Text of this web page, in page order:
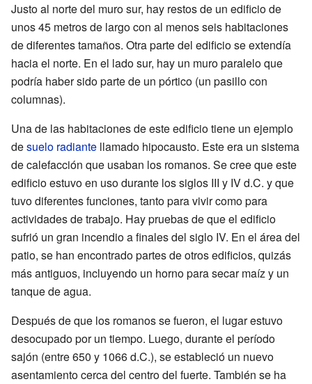
Justo al norte del muro sur, hay restos de un edificio de
unos 45 metros de largo con al menos seis habitaciones
de diferentes tamaños. Otra parte del edificio se extendía
hacia el norte. En el lado sur, hay un muro paralelo que
podría haber sido parte de un pórtico (un pasillo con
columnas).
Una de las habitaciones de este edificio tiene un ejemplo
desuelo radiante llamado hipocausto. Este era un sistema
de calefacción que usaban los romanos. Se cree que este
edificio estuvo en uso durante los siglos III y IV d.C. y que
tuvo diferentes funciones, tanto para vivir como para
actividades de trabajo. Hay pruebas de que el edificio
sufrió un gran incendio a finales del siglo IV. En el área del
patio, se han encontrado partes de otros edificios, quizás
más antiguos, incluyendo un horno para secar maíz y un
tanque de agua.
Después de que los romanos se fueron, el lugar estuvo
desocupado por un tiempo. Luego, durante el período
sajón (entre 650 y 1066 d.C.), se estableció un nuevo
asentamiento cerca del centro del fuerte. También se ha